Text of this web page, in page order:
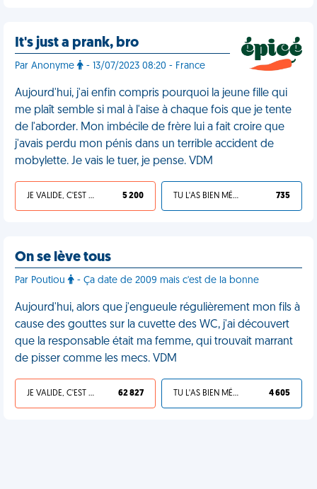
It's just a prank, bro
Par Anonyme - 13/07/2023 08:20 - France
Aujourd'hui, j'ai enfin compris pourquoi la jeune fille qui
me plaît semble si mal à l'aise à chaque fois que je tente
de l'aborder. Mon imbécile de frère lui a fait croire que
j'avais perdu mon pénis dans un terrible accident de
mobylette. Je vais le tuer, je pense. VDM
JE VALIDE, C'EST UNE VDM 5 200 TU L'AS BIEN MÉRITÉ 735
On se lève tous
Par Poutiou - Ça date de 2009 mais c'est de la bonne
Aujourd'hui, alors que j'engueule régulièrement mon fils à
cause des gouttes sur la cuvette des WC, j'ai découvert
que la responsable était ma femme, qui trouvait marrant
de pisser comme les mecs. VDM
JE VALIDE, C'EST UNE VDM 62 827 TU L'AS BIEN MÉRITÉ 4 605